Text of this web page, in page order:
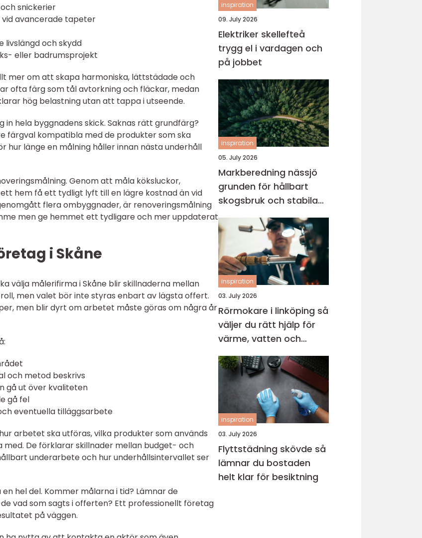
snickerier
vid avancerade tapeter
livslängd och skydd
eller badrumsprojekt
mer om att skapa harmoniska, lättstädade och
ofta färg som tål avtorkning och fläckar, medan
hög belastning utan att tappa i utseende.
hela byggnadens skick. Saknas rätt grundfärg?
färgval kompatibla med de produkter som ska
hur länge en målning håller innan nästa underhåll
Genom att måla köksluckor,
hem få ett tydligt lyft till en lägre kostnad än vid
flera ombyggnader, är renoveringsmålning
men ge hemmet ett tydligare och mer uppdaterat
i Skåne
välja målerifirma i Skåne blir skillnaderna mellan
men valet bör inte styras enbart av lägsta offert.
men blir dyrt om arbetet måste göras om några år
och metod beskrivs
gå ut över kvaliteten
gå fel
eventuella tilläggsarbete
arbetet ska utföras, vilka produkter som används
med. De förklarar skillnader mellan budget- och
underarbete och hur underhållsintervallet ser
hel del. Kommer målarna i tid? Lämnar de
vad som sagts i offerten? Ett professionellt företag
på väggen.
inspiration
09. July 2026
Elektriker skellefteå
trygg el i vardagen och
på jobbet
inspiration
05. July 2026
Markberedning nässjö
grunden för hållbart
skogsbruk och stabila
markprojekt
inspiration
03. July 2026
Rörmokare i linköping så
väljer du rätt hjälp för
värme, vatten och
avlopp
inspiration
03. July 2026
Flyttstädning skövde så
lämnar du bostaden
helt klar för besiktning